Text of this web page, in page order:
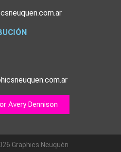
Avery Dennison
Graphics Neuquén